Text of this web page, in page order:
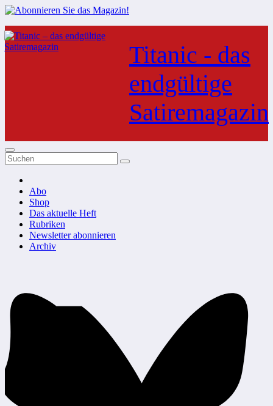
Zum
Inhalt
springen
Titanic - das
endgültige
Satiremagazin
Abo
Shop
Das aktuelle Heft
Rubriken
Newsletter abonnieren
Archiv